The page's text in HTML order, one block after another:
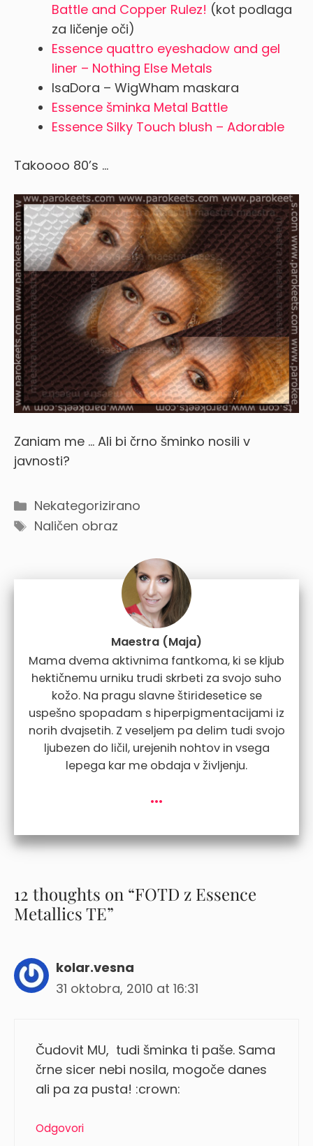
Battle and Copper Rulez! (kot podlaga
za ličenje oči)
Essence quattro eyeshadow and gel
liner – Nothing Else Metals
IsaDora – WigWham maskara
Essence šminka Metal Battle
Essence Silky Touch blush – Adorable
Takoooo 80’s …
Zaniam me … Ali bi črno šminko nosili v
javnosti?
Categories
Nekategorizirano
Tags
Naličen obraz
Maestra (Maja)
Mama dvema aktivnima fantkoma, ki se kljub
hektičnemu urniku trudi skrbeti za svojo suho
kožo. Na pragu slavne štiridesetice se
uspešno spopadam s hiperpigmentacijami iz
norih dvajsetih. Z veseljem pa delim tudi svojo
ljubezen do ličil, urejenih nohtov in vsega
lepega kar me obdaja v življenju.
...
12 thoughts on “FOTD z Essence
Metallics TE”
kolar.vesna
31 oktobra, 2010 at 16:31
Čudovit MU, tudi šminka ti paše. Sama
črne sicer nebi nosila, mogoče danes
ali pa za pusta! :crown:
Odgovori